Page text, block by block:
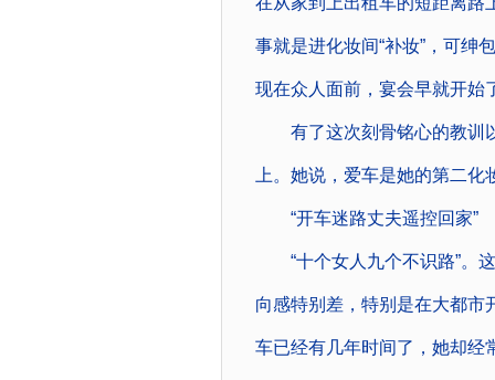
事就是进化妆间“补妆”，可绅
现在众人面前，宴会早就开始
有了这次刻骨铭心的教训以
上。她说，爱车是她的第二化
“开车迷路丈夫遥控回家”
“十个女人九个不识路”。这
向感特别差，特别是在大都市
车已经有几年时间了，她却经